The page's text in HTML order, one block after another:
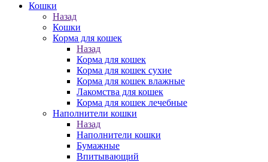
Кошки
Назад
Кошки
Корма для кошек
Назад
Корма для кошек
Корма для кошек сухие
Корма для кошек влажные
Лакомства для кошек
Корма для кошек лечебные
Наполнители кошки
Назад
Наполнители кошки
Бумажные
Впитывающий